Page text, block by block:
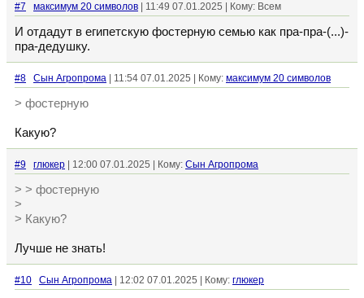
#7 максимум 20 символов | 11:49 07.01.2025 | Кому: Всем
И отдадут в египетскую фостерную семью как пра-пра-(...)-
пра-дедушку.
#8 Сын Агропрома | 11:54 07.01.2025 | Кому: максимум 20 символов
> фостерную
Какую?
#9 глюкер | 12:00 07.01.2025 | Кому: Сын Агропрома
> > фостерную
>
> Какую?
Лучше не знать!
#10 Сын Агропрома | 12:02 07.01.2025 | Кому: глюкер